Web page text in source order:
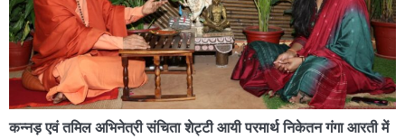
कन्नड़ एवं तमिल अभिनेत्री संचिता शेट्टी आयी परमार्थ निकेतन गंगा आरती में